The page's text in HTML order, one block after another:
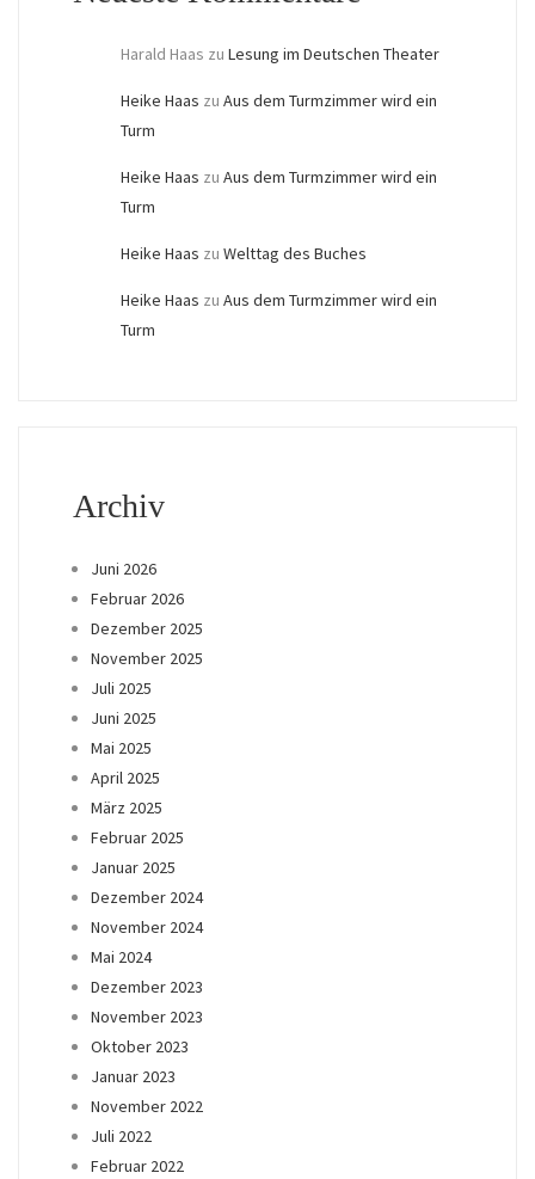
Harald Haas zu Lesung im Deutschen Theater
Heike Haas zu Aus dem Turmzimmer wird ein
Turm
Heike Haas zu Aus dem Turmzimmer wird ein
Turm
Heike Haas zu Welttag des Buches
Heike Haas zu Aus dem Turmzimmer wird ein
Turm
Archiv
Juni 2026
Februar 2026
Dezember 2025
November 2025
Juli 2025
Juni 2025
Mai 2025
April 2025
März 2025
Februar 2025
Januar 2025
Dezember 2024
November 2024
Mai 2024
Dezember 2023
November 2023
Oktober 2023
Januar 2023
November 2022
Juli 2022
Februar 2022